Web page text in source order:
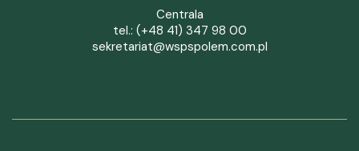
Centrala
tel.: (+48 41) 347 98 00
sekretariat@wspspolem.com.pl